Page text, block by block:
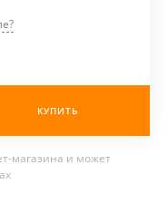
КУПИТЬ
магазина и может